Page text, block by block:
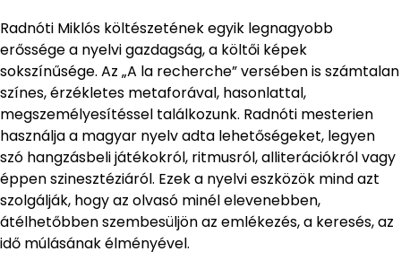
Radnóti Miklós költészetének egyik legnagyobb
erőssége a nyelvi gazdagság, a költői képek
sokszínűsége. Az „A la recherche” versében is számtalan
színes, érzékletes metaforával, hasonlattal,
megszemélyesítéssel találkozunk. Radnóti mesterien
használja a magyar nyelv adta lehetőségeket, legyen
szó hangzásbeli játékokról, ritmusról, alliterációkról vagy
éppen szinesztéziáról. Ezek a nyelvi eszközök mind azt
szolgálják, hogy az olvasó minél elevenebben,
átélhetőbben szembesüljön az emlékezés, a keresés, az
idő múlásának élményével.